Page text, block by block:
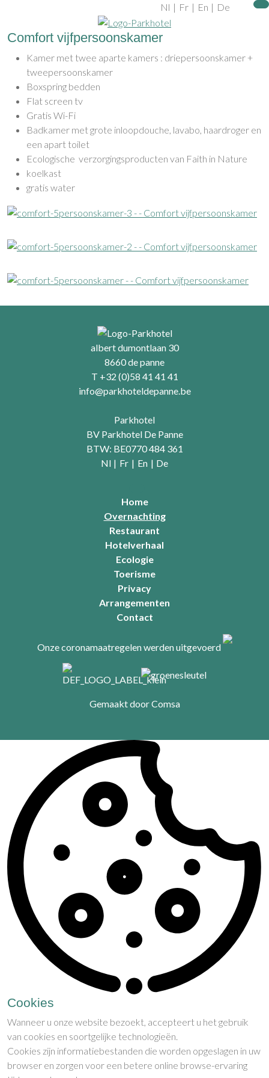
Nl | Fr | En | De
Comfort vijfpersoonskamer
Kamer met twee aparte kamers : driepersoonskamer +
tweepersoonskamer
Boxspring bedden
Flat screen tv
Gratis Wi-Fi
Badkamer met grote inloopdouche, lavabo, haardroger en
een apart toilet
Ecologische verzorgingsproducten van Faith in Nature
koelkast
gratis water
albert dumontlaan 30
8660 de panne
T +32 (0)58 41 41 41
info@parkhoteldepanne.be
Parkhotel
BV Parkhotel De Panne
BTW: BE0770 484 361
Nl | Fr | En | De
Home
Overnachting
Restaurant
Hotelverhaal
Ecologie
Toerisme
Privacy
Arrangementen
Contact
Onze coronamaatregelen werden uitgevoerd
Gemaakt doorComsa
Cookies
Wanneer u onze website bezoekt, accepteert u het gebruik
van cookies en soortgelijke technologieën.
Cookies zijn informatiebestanden die worden opgeslagen in uw
browser en zorgen voor een betere online browse-ervaring